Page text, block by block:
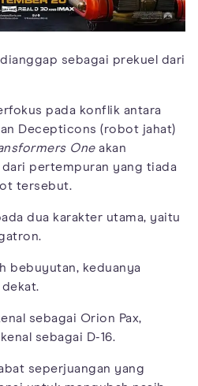
sebagai prekuel dari
pada konflik antara
Decepticons (robot jahat)
Oneakan
dari pertempuran yang tiada
tersebut.
dua karakter utama, yaitu
bebuyutan, keduanya
dekat.
sebagai Orion Pax,
sebagai D-16.
seperjuangan yang